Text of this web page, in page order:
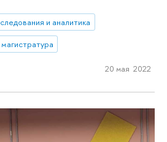
и аналитика
магистратура
20 мая 2022